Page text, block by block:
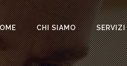
CHI SIAMO SERVIZI